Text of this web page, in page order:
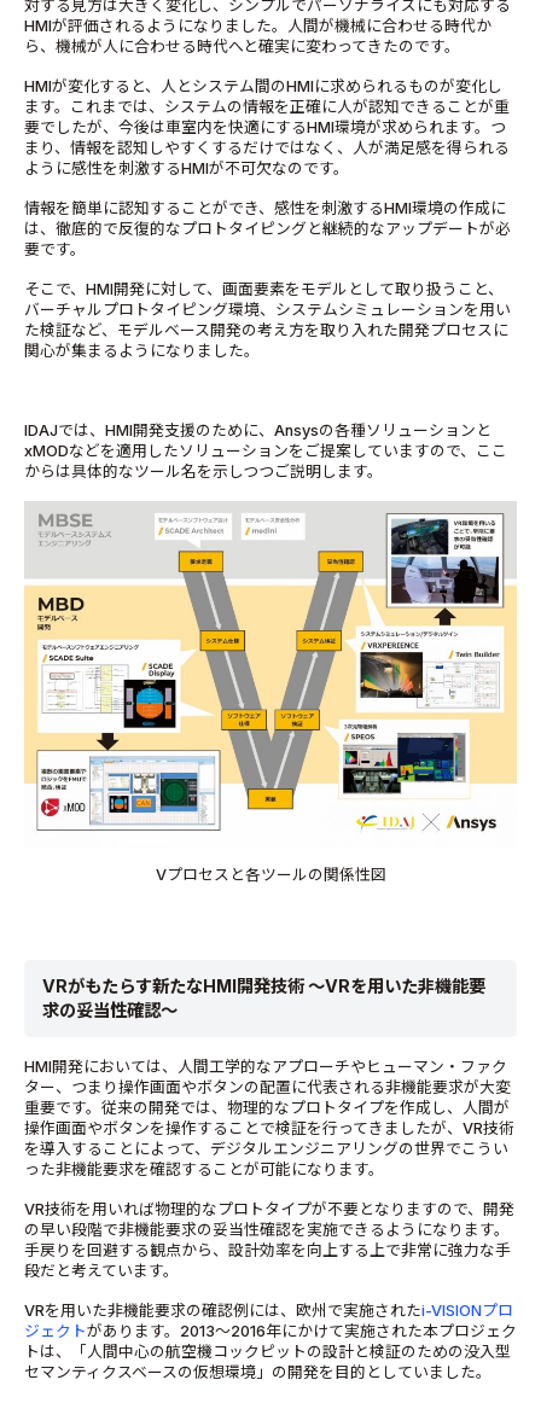
対する見方は大きく変化し、シンプルでパーソナライズにも対応する
HMIが評価されるようになりました。人間が機械に合わせる時代か
ら、機械が人に合わせる時代へと確実に変わってきたのです。
HMIが変化すると、人とシステム間のHMIに求められるものが変化し
ます。これまでは、システムの情報を正確に人が認知できることが重
要でしたが、今後は車室内を快適にするHMI環境が求められます。つ
まり、情報を認知しやすくするだけではなく、人が満足感を得られる
ように感性を刺激するHMIが不可欠なのです。
情報を簡単に認知することができ、感性を刺激するHMI環境の作成に
は、徹底的で反復的なプロトタイピングと継続的なアップデートが必
要です。
そこで、HMI開発に対して、画面要素をモデルとして取り扱うこと、
バーチャルプロトタイピング環境、システムシミュレーションを用い
た検証など、モデルベース開発の考え方を取り入れた開発プロセスに
関心が集まるようになりました。
IDAJでは、HMI開発支援のために、Ansysの各種ソリューションと
xMODなどを適用したソリューションをご提案していますので、ここ
からは具体的なツール名を示しつつご説明します。
Vプロセスと各ツールの関係性図
VRがもたらす新たなHMI開発技術 ～VRを用いた非機能要
求の妥当性確認～
HMI開発においては、人間工学的なアプローチやヒューマン・ファク
ター、つまり操作画面やボタンの配置に代表される非機能要求が大変
重要です。従来の開発では、物理的なプロトタイプを作成し、人間が
操作画面やボタンを操作することで検証を行ってきましたが、VR技術
を導入することによって、デジタルエンジニアリングの世界でこうい
った非機能要求を確認することが可能になります。
VR技術を用いれば物理的なプロトタイプが不要となりますので、開発
の早い段階で非機能要求の妥当性確認を実施できるようになります。
手戻りを回避する観点から、設計効率を向上する上で非常に強力な手
段だと考えています。
VRを用いた非機能要求の確認例には、欧州で実施されたi-VISIONプロ
ジェクトがあります。2013～2016年にかけて実施された本プロジェク
トは、「人間中心の航空機コックピットの設計と検証のための没入型
セマンティクスベースの仮想環境」の開発を目的としていました。